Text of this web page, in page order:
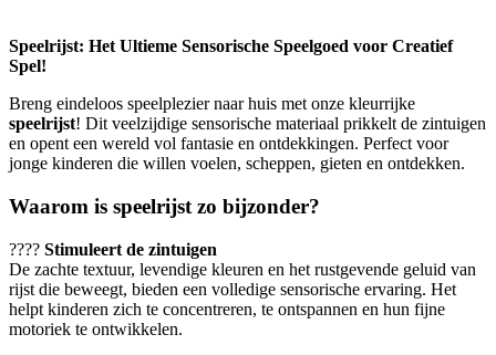
Speelrijst: Het Ultieme Sensorische Speelgoed voor Creatief
Spel!
Breng eindeloos speelplezier naar huis met onze kleurrijke
speelrijst! Dit veelzijdige sensorische materiaal prikkelt de zintuigen
en opent een wereld vol fantasie en ontdekkingen. Perfect voor
jonge kinderen die willen voelen, scheppen, gieten en ontdekken.
Waarom is speelrijst zo bijzonder?
???? Stimuleert de zintuigen
De zachte textuur, levendige kleuren en het rustgevende geluid van
rijst die beweegt, bieden een volledige sensorische ervaring. Het
helpt kinderen zich te concentreren, te ontspannen en hun fijne
motoriek te ontwikkelen.